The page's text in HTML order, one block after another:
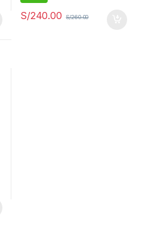
S/240.00 S/260.00